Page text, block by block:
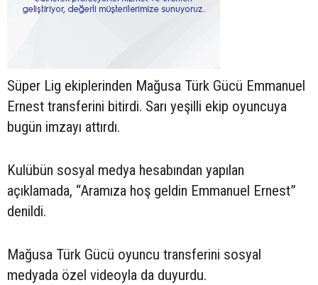
Süper Lig ekiplerinden Mağusa Türk Gücü Emmanuel
Ernest transferini bitirdi. Sarı yeşilli ekip oyuncuya
bugün imzayı attırdı.
Kulübün sosyal medya hesabından yapılan
açıklamada, “Aramıza hoş geldin Emmanuel Ernest”
denildi.
Mağusa Türk Gücü oyuncu transferini sosyal
medyada özel videoyla da duyurdu.